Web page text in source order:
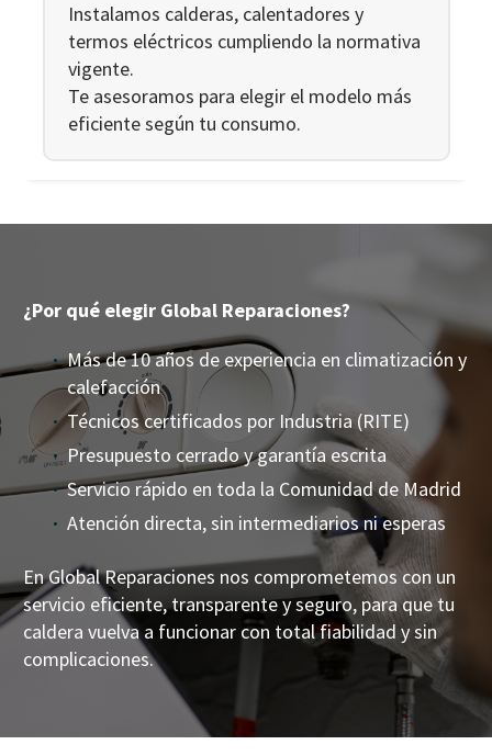
Instalamos calderas, calentadores y
termos eléctricos cumpliendo la normativa
vigente.
Te asesoramos para elegir el modelo más
eficiente según tu consumo.
¿Por qué elegir Global Reparaciones?
Más de 10 años de experiencia en climatización y
calefacción
Técnicos certificados por Industria (RITE)
Presupuesto cerrado y garantía escrita
Servicio rápido en toda la Comunidad de Madrid
Atención directa, sin intermediarios ni esperas
En Global Reparaciones nos comprometemos con un
servicio eficiente, transparente y seguro, para que tu
caldera vuelva a funcionar con total fiabilidad y sin
complicaciones.